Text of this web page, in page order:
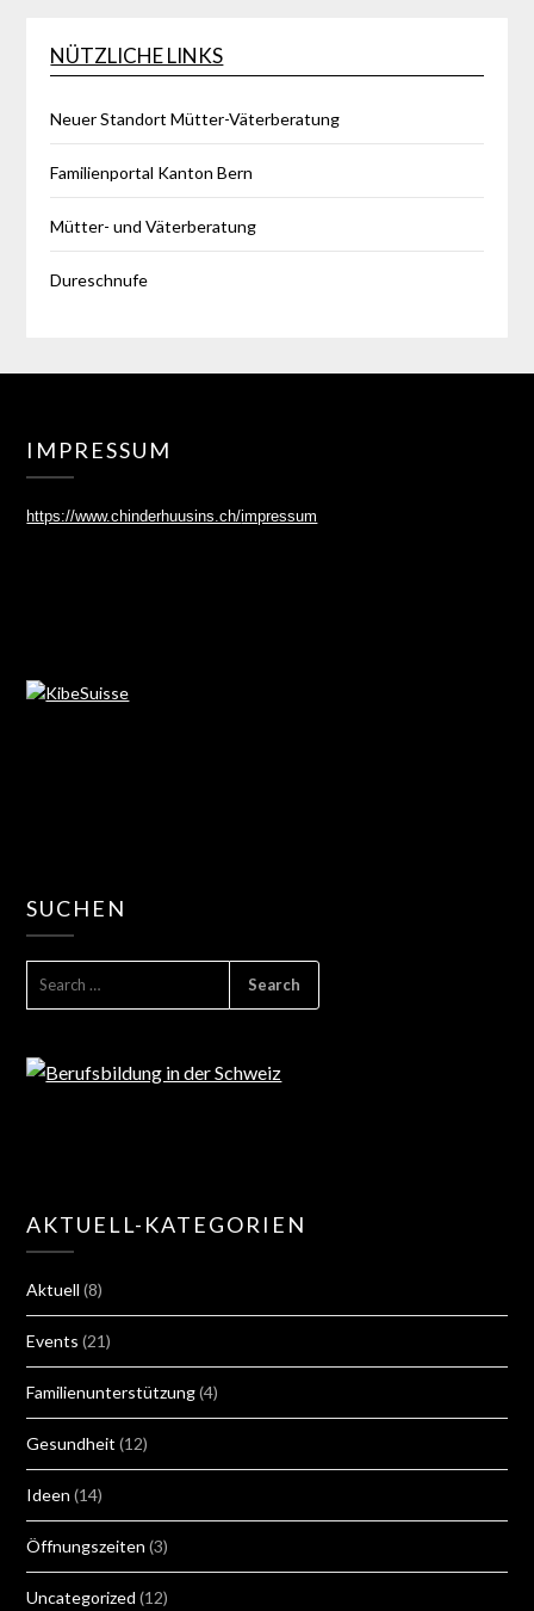
NÜTZLICHE LINKS
Neuer Standort Mütter-Väterberatung
Familienportal Kanton Bern
Mütter- und Väterberatung
Dureschnufe
IMPRESSUM
https://www.chinderhuusins.ch/impressum
SUCHEN
AKTUELL-KATEGORIEN
Aktuell (8)
Events (21)
Familienunterstützung(4)
Gesundheit (12)
Ideen (14)
Öffnungszeiten (3)
Uncategorized (12)